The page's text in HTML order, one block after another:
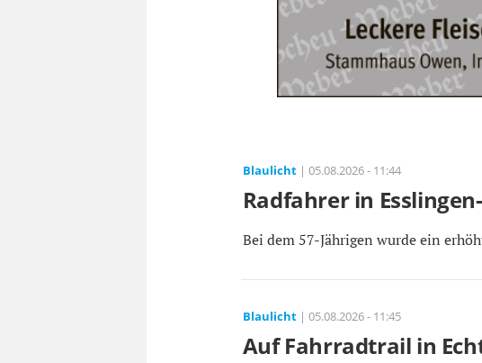
Blaulicht| 05.08.2026 - 11:44
Radfahrer in
Bei dem 57-Jährigen wurde ein
Blaulicht| 05.08.2026 - 11:45
Auf Fahrradtrail in